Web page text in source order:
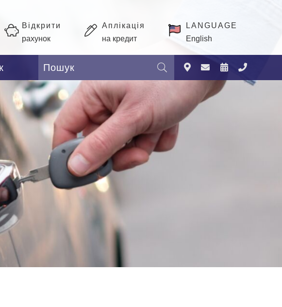
Відкрити
рахунок
Аплікація
на кредит
LANGUAGE
English